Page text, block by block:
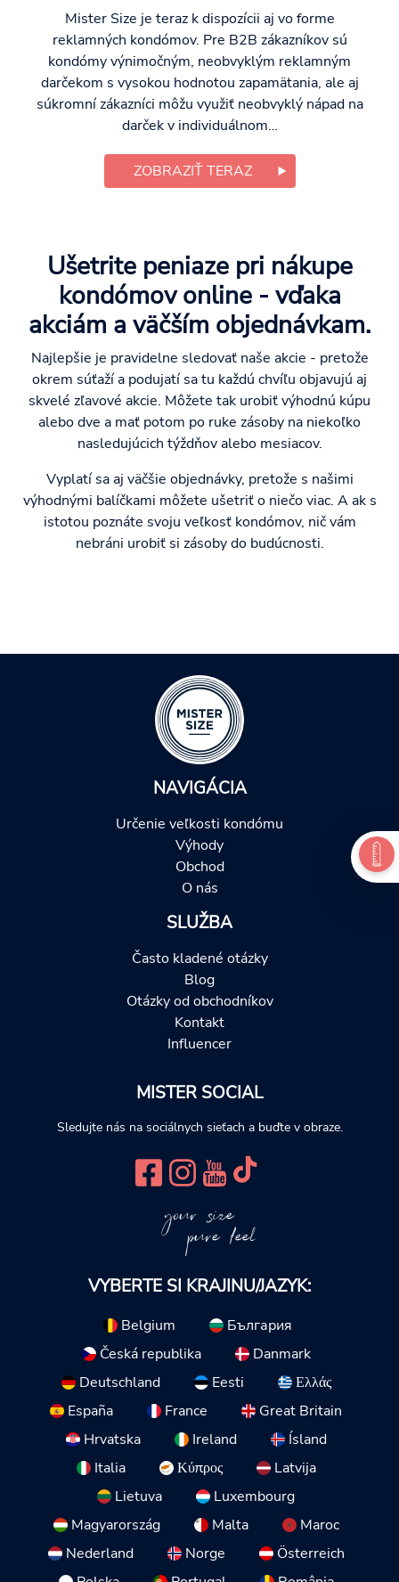
Mister Size je teraz k dispozícii aj vo forme
reklamných kondómov. Pre B2B zákazníkov sú
kondómy výnimočným, neobvyklým reklamným
darčekom s vysokou hodnotou zapamätania, ale aj
súkromní zákazníci môžu využiť neobvyklý nápad na
darček v individuálnom…
ZOBRAZIŤ TERAZ
Ušetrite peniaze pri nákupe
kondómov online - vďaka
akciám a väčším objednávkam.
Najlepšie je pravidelne sledovať naše akcie - pretože
okrem súťaží a podujatí sa tu každú chvíľu objavujú aj
skvelé zľavové akcie. Môžete tak urobiť výhodnú kúpu
alebo dve a mať potom po ruke zásoby na niekoľko
nasledujúcich týždňov alebo mesiacov.
Vyplatí sa aj väčšie objednávky, pretože s našimi
výhodnými balíčkami môžete ušetriť o niečo viac. A ak s
istotou poznáte svoju veľkosť kondómov, nič vám
nebráni urobiť si zásoby do budúcnosti.
NAVIGÁCIA
Určenie veľkosti kondómu
Výhody
Obchod
O nás
SLUŽBA
Často kladené otázky
Blog
Otázky od obchodníkov
Kontakt
Influencer
MISTER SOCIAL
Sledujte nás na sociálnych sieťach a buďte v obraze.
your size
pure feel
VYBERTE SI KRAJINU/JAZYK:
Belgium
България
Česká republika
Danmark
Deutschland
Eesti
Ελλάς
España
France
Great Britain
Hrvatska
Ireland
Ísland
Italia
Κύπρος
Latvija
Lietuva
Luxembourg
Magyarország
Malta
Maroc
Nederland
Norge
Österreich